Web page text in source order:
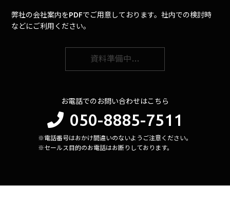
弊社の会社案内をPDFでご用意しております。社内での検討時
などにご利用ください。
資料準備中…
お電話でのお問い合わせはこちら
050-8885-7511
※電話番号はおかけ間違いのないようご注意ください。
※セールス目的のお電話はお断りしております。